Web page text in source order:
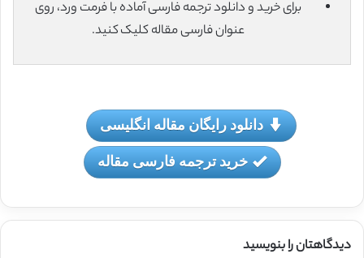
برای خرید و دانلود ترجمه فارسی آماده با فرمت ورد، روی
عنوان فارسی مقاله کلیک کنید.
دانلود رایگان مقاله انگلیسی
خرید ترجمه فارسی مقاله
دیدگاهتان را بنویسید